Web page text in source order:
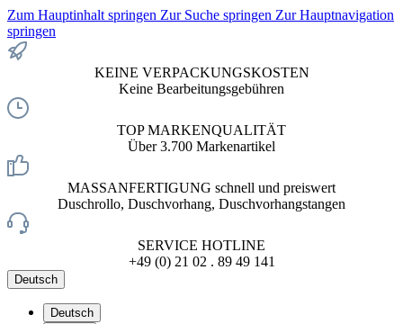
Zum Hauptinhalt springen Zur Suche springen Zur Hauptnavigation
springen
KEINE VERPACKUNGSKOSTEN
Keine Bearbeitungsgebühren
TOP MARKENQUALITÄT
Über 3.700 Markenartikel
MASSANFERTIGUNG schnell und preiswert
Duschrollo, Duschvorhang, Duschvorhangstangen
SERVICE HOTLINE
+49 (0) 21 02 . 89 49 141
Deutsch
Deutsch